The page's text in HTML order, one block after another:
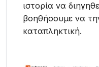
ιστορία να
βοηθήσουμε να
καταπληκτική.